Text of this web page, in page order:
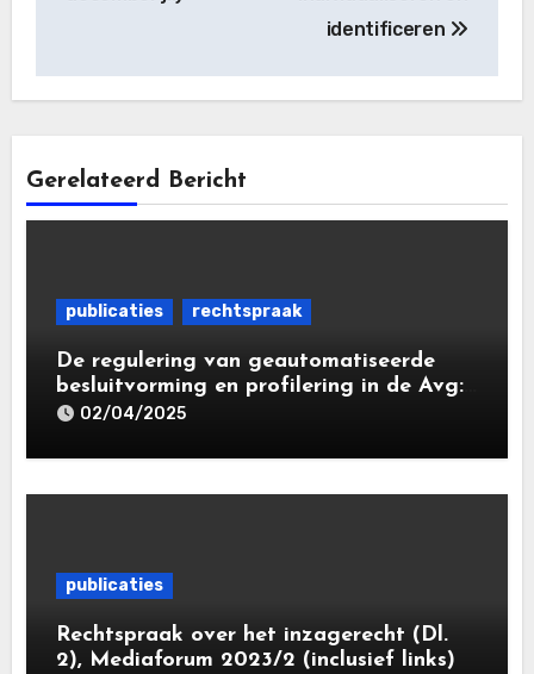
identificeren
Gerelateerd Bericht
publicaties rechtspraak
De regulering van geautomatiseerde
besluitvorming en profilering in de Avg:
de tussenstand
02/04/2025
publicaties
Rechtspraak over het inzagerecht (Dl.
2), Mediaforum 2023/2 (inclusief links)